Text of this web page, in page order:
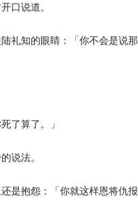
口说道。
礼知的眼睛：「你不会是说那
了算了。」
说法。
是抱怨：「你就这样恩将仇报